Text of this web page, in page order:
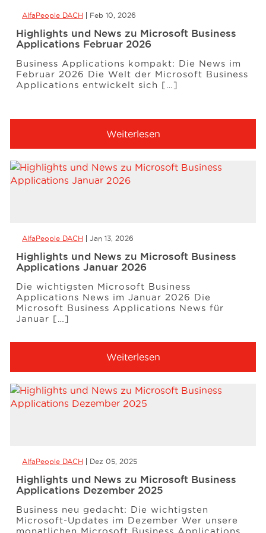
AlfaPeople DACH Feb 10, 2026
Highlights und News zu Microsoft Business
Applications Februar 2026
Business Applications kompakt: Die News im
Februar 2026 Die Welt der Microsoft Business
Applications entwickelt sich […]
Weiterlesen
AlfaPeople DACH Jan 13, 2026
Highlights und News zu Microsoft Business
Applications Januar 2026
Die wichtigsten Microsoft Business
Applications News im Januar 2026 Die
Microsoft Business Applications News für
Januar […]
Weiterlesen
AlfaPeople DACH Dez 05, 2025
Highlights und News zu Microsoft Business
Applications Dezember 2025
Business neu gedacht: Die wichtigsten
Microsoft-Updates im Dezember Wer unsere
monatlichen Microsoft Business Applications